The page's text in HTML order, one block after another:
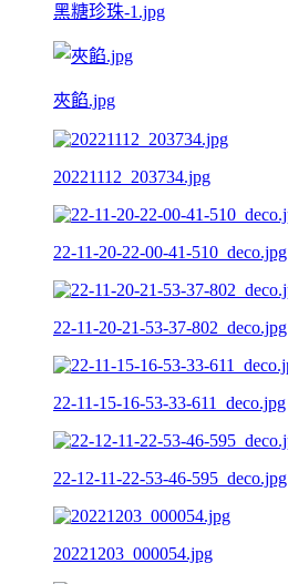
黑糖珍珠-1.jpg
夾餡.jpg
20221112_203734.jpg
22-11-20-22-00-41-510_deco.jpg
22-11-20-21-53-37-802_deco.jpg
22-11-15-16-53-33-611_deco.jpg
22-12-11-22-53-46-595_deco.jpg
20221203_000054.jpg